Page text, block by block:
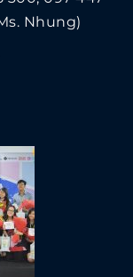
Nhung)